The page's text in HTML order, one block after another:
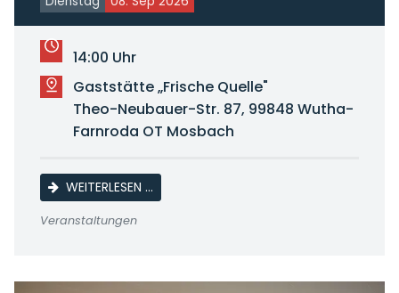
14:00 Uhr
Gaststätte „Frische Quelle"
Theo-Neubauer-Str. 87, 99848 Wutha-
Farnroda OT Mosbach
WEITERLESEN …KAFFEENACHMITTAG
Veranstaltungen